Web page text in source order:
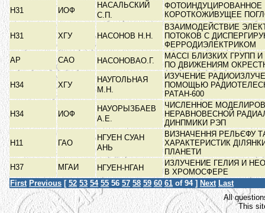
Н31
ИОФ
НАСАЛЬСКИЙ
С.П.
ФОТОИНДУЦИРОВАННОЕ
КОРОТКОЖИВУЩЕЕ
Н31 ХГУ НАСОНОВ Н.Н.
ВЗАИМОДЕЙСТВИЕ
ПОТОКОВ С
ФЕРРОДИЭЛЕКТРИКОМ
АР
САО НАСОНОВАО.Г.
МАССІ БЛИЗКИХ ГРУПП
ПО ДВИЖЕНИЯМ
Н34 ХГУ
НАУГОЛЬНАЯ
М.Н.
ИЗУЧЕНИЕ
ПОМОЩЬЮ
РАТАН-600
Н34 ИОФ
НАУОРЫЗБАЕВ
А.Е.
ЧИСЛЕННОЕ
НЕРАВНОВЕСНОЙ
ДИНПМИКИ РЭП
Н11 ГАО
НГУЕН СУАН
АНЬ
ВИЗНАЧЕННЯ РЕЛЬЄФУ
ХАРАКТЕРИСТИК
ПЛАНЕТИ
Н37
МГАИ НГУЕН-НГАН
ИЗЛУЧЕНИЕ ГЕЛИЯ И
В ХРОМОСФЕРЕ
First Previous [ 52 53 54 55 56 57 58 59 60 61 of 94 ] Next Last
All
This